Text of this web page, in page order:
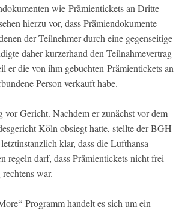
wie Prämientickets an Dritte
hierzu vor, dass Prämiendokumente
der Teilnehmer durch eine gegenseitige
daher kurzerhand den Teilnahmevertrag
die von ihm gebuchten Prämientickets an
Person verkauft habe.
Gericht. Nachdem er zunächst vor dem
Köln obsiegt hatte, stellte der BGH
klar, dass die Lufthansa
regeln darf, dass Prämientickets nicht frei
war.
Programm handelt es sich um ein